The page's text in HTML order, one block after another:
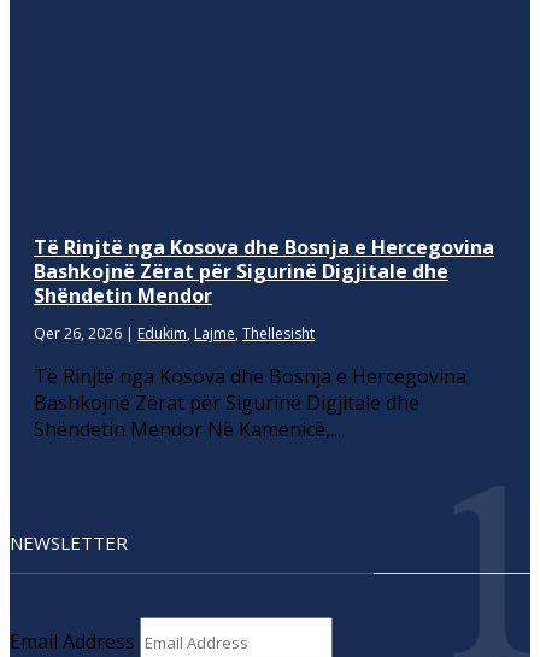
Të Rinjtë nga Kosova dhe Bosnja e Hercegovina
Bashkojnë Zërat për Sigurinë Digjitale dhe
Shëndetin Mendor
Qer 26, 2026 | Edukim, Lajme, Thellesisht
Të Rinjtë nga Kosova dhe Bosnja e Hercegovina
Bashkojnë Zërat për Sigurinë Digjitale dhe
Shëndetin Mendor Në Kamenicë,...
NEWSLETTER
Email Address